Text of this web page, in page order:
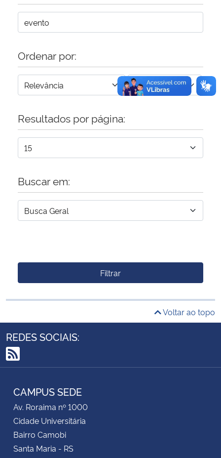
Ministério da Mulher, da Família e dos Direitos Humanos
Secretaria de Governo
Gabinete de Segurança Institucional
Advocacia-Geral da União
Ordenar por:
Resultados por página:
Buscar em:
Filtrar
Voltar ao topo
REDES SOCIAIS:
RSS
CAMPUS SEDE
Av. Roraima nº 1000
Cidade Universitária
Bairro Camobi
Santa Maria - RS